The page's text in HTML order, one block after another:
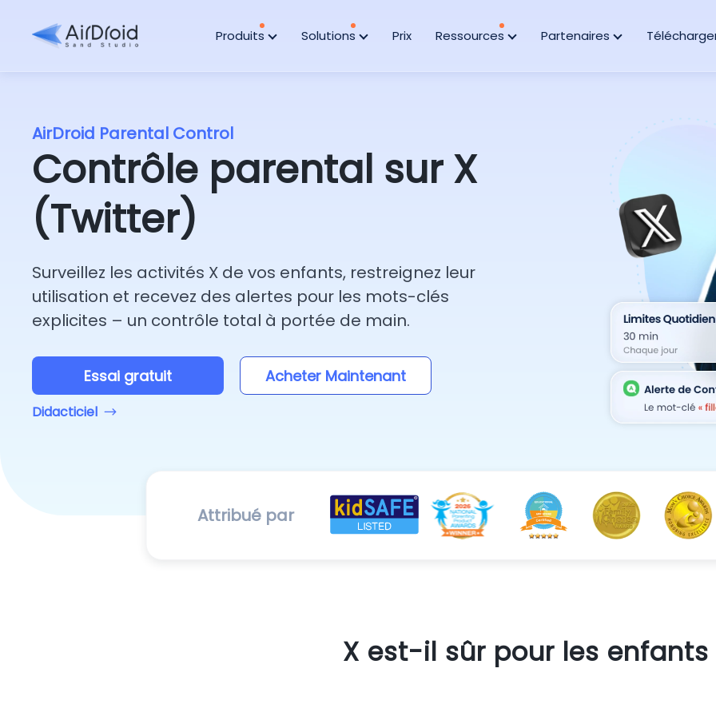
Produits Solutions Prix Ressources Partenaires
AirDroid Parental Control
Contrôle parental sur X
(Twitter)
Surveillez les activités X de vos enfants, restreignez leur
utilisation et recevez des alertes pour les mots-clés
explicites – un contrôle total à portée de main.
Essai gratuit Acheter Maintenant
Didacticiel
Attribué par
X est-il sûr pour les enfants